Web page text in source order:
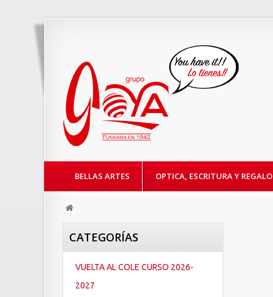
BELLAS ARTES OPTICA, ESCRITURA Y REGALO
CATEGORÍAS
VUELTA AL COLE CURSO 2026-
2027